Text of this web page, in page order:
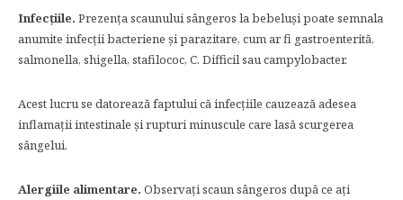
Infecțiile. Prezența scaunului sângeros la bebeluși poate semnala
anumite infecții bacteriene și parazitare, cum ar fi gastroenterită,
salmonella, shigella, stafilococ, C. Difficil sau campylobacter.
Acest lucru se datorează faptului că infecțiile cauzează adesea
inflamații intestinale și rupturi minuscule care lasă scurgerea
sângelui.
Alergiile alimentare. Observați scaun sângeros după ce ați